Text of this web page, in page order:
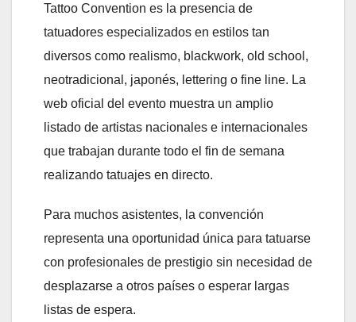
Tattoo Convention es la presencia de
tatuadores especializados en estilos tan
diversos como realismo, blackwork, old school,
neotradicional, japonés, lettering o fine line. La
web oficial del evento muestra un amplio
listado de artistas nacionales e internacionales
que trabajan durante todo el fin de semana
realizando tatuajes en directo.
Para muchos asistentes, la convención
representa una oportunidad única para tatuarse
con profesionales de prestigio sin necesidad de
desplazarse a otros países o esperar largas
listas de espera.